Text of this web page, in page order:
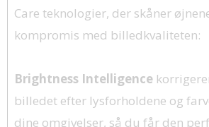
Care teknologier, der skåner
kompromis med billedkvaliteten:
Brightness Intelligence
billedet efter lysforholdene og
dine omgivelser, så du får den